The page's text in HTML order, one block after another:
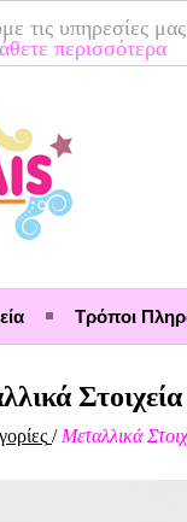
τις υπηρεσίες
περισσότερα
Τρόποι
Στοιχεία
/ Μεταλλικά